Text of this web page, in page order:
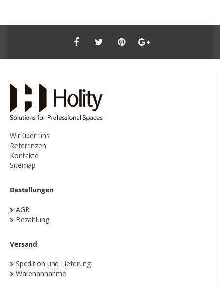
Wir über uns
Referenzen
Kontakte
Sitemap
Bestellungen
AGB
Bezahlung
Versand
Spedition und Lieferung
Warenannahme